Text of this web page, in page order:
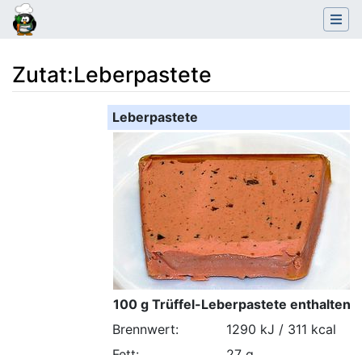
Zutat:Leberpastete
Navigation,Suche
Leberpastete
100 g Trüffel-Leberpastete enthalten:
Brennwert:
1290 kJ / 311 kcal